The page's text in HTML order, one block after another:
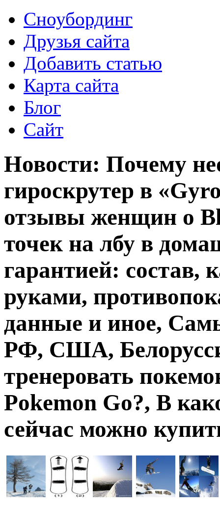
Сноубординг
Друзья сайта
Добавить статью
Карта сайта
Блог
Сайт
Новости: Почему
гироскрутер в
отзывы женщин о
точек на лбу в
гарантией: состав,
руками,
данные и иное,
РФ, США,
тренеровать
Pokemon Go?, В
сейчас можно